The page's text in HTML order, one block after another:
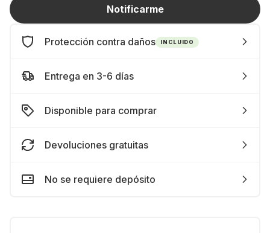
Notificarme
Protección contra daños INCLUIDO
Entrega en 3-6 días
Disponible para comprar
Devoluciones gratuitas
No se requiere depósito